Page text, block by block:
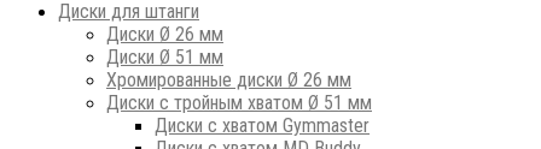
Диски для штанги
Диски Ø 26 мм
Диски Ø 51 мм
Хромированные диски Ø 26 мм
Диски с тройным хватом Ø 51 мм
Диски с хватом Gymmaster